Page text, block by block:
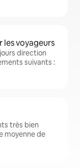
les voyageurs
direction
suivants :
très bien
moyenne de